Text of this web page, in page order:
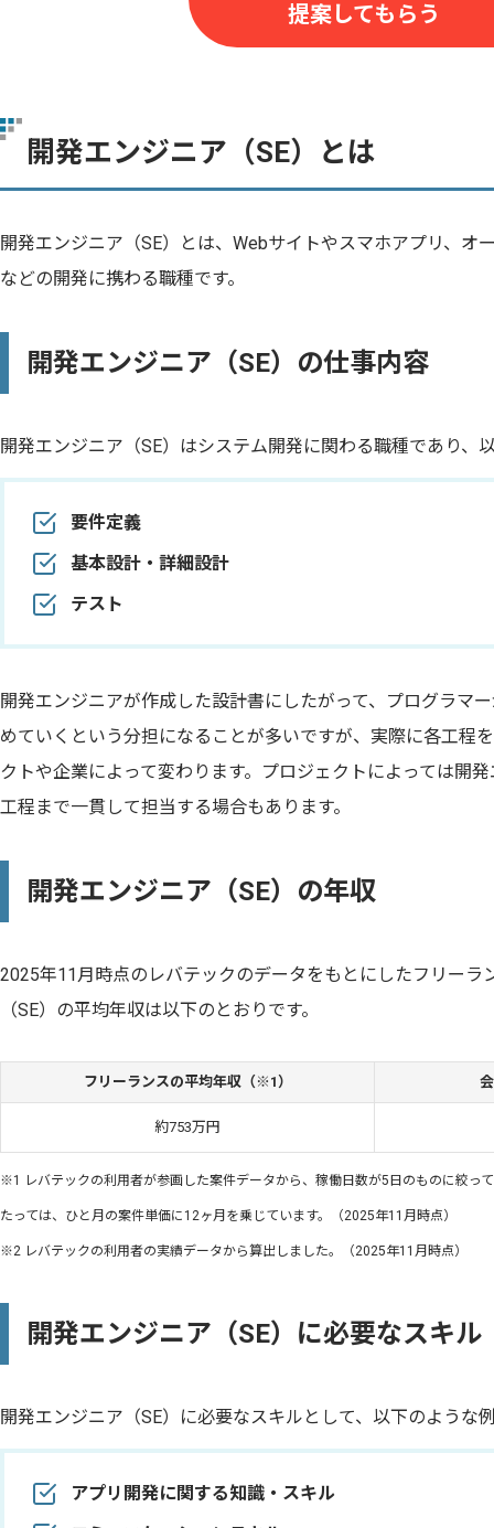
提案してもらう
開発エンジニア（SE）とは
開発エンジニア（SE）とは、Webサイトやスマホアプリ、オ
などの開発に携わる職種です。
開発エンジニア（SE）の仕事内容
開発エンジニア（SE）はシステム開発に関わる職種であり、
要件定義
基本設計・詳細設計
テスト
開発エンジニアが作成した設計書にしたがって、プログラマ
めていくという分担になることが多いですが、実際に各工程
クトや企業によって変わります。プロジェクトによっては開
工程まで一貫して担当する場合もあります。
開発エンジニア（SE）の年収
2025年11月時点のレバテックのデータをもとにしたフリーラ
（SE）の平均年収は以下のとおりです。
フリーランスの平均年収（※1）
約753万円
※1 レバテックの利用者が参画した案件データから、稼働日数が5日のものに絞っ
たっては、ひと月の案件単価に12ヶ月を乗じています。（2025年11月時点）
※2 レバテックの利用者の実績データから算出しました。（2025年11月時点）
開発エンジニア（SE）に必要なスキル
開発エンジニア（SE）に必要なスキルとして、以下のような
アプリ開発に関する知識・スキル